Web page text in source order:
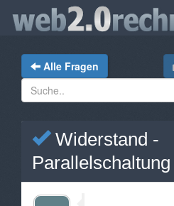
Alle Fragen
Widerstand -
Parallelschaltung